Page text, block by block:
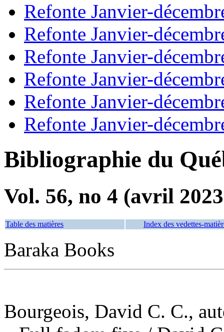
Refonte Janvier-
Refonte Janvier-
Refonte Janvier-
Refonte Janvier-
Refonte Janvier-
Refonte Janvier-
Bibliographie du
Vol. 56, no 4 (avril
Table des matières Index des vedettes-
Baraka Books
Bourgeois, David C. C.,